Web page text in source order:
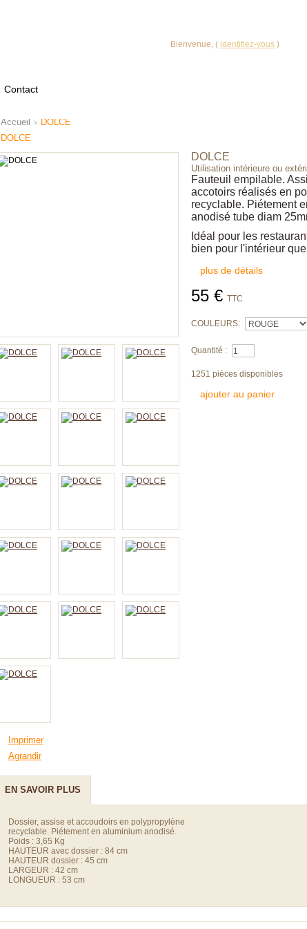
Bienvenue, ( identifiez-vous )
Contact
Accueil > DOLCE
DOLCE
Imprimer
Agrandir
DOLCE
Utilisation intérieure ou
Fauteuil empilable.
accotoirs réalisés en
recyclable. Piétement
anodisé tube diam
Idéal pour les
bien pour l'intérieur
plus de détails
55 € TTC
COULEURS:
Quantité :
1251 pièces disponibles
ajouter au panier
EN SAVOIR PLUS
Dossier, assise et accoudoirs en polypropylène
recyclable. Piétement en aluminium anodisé.
Poids : 3,65 Kg
HAUTEUR avec dossier : 84 cm
HAUTEUR dossier : 45 cm
LARGEUR : 42 cm
LONGUEUR : 53 cm